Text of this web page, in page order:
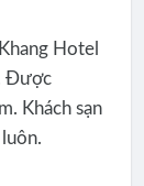
Hotel
Được
Khách sạn